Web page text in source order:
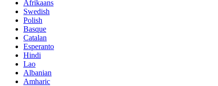
Afrikaans
Swedish
Polish
Basque
Catalan
Esperanto
Hindi
Lao
Albanian
Amharic